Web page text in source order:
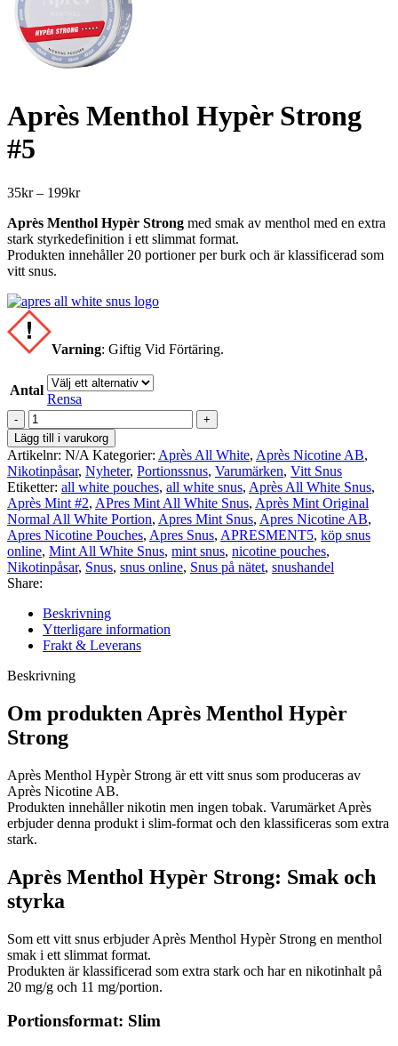
Après Menthol Hypèr Strong
#5
35kr – 199krPrisintervall:
till
199kr
Après Menthol Hypèr Strong med smak av menthol med en extra
stark styrkedefinition i ett slimmat format.
Produkten innehåller 20 portioner per burk och är klassificerad som
vitt snus.
Varning: Giftig Vid Förtäring.
Antal
Rensa
Après
Menthol
Hypèr
Strong
#5
mängd
Lägg till i varukorg
Artikelnr: N/A Kategorier: Après All White, Après Nicotine AB,
Nikotinpåsar, Nyheter, Portionssnus, Varumärken, Vitt Snus
Etiketter: all white pouches, all white snus, Après All White Snus,
Après Mint #2, APres Mint All White Snus, Après Mint Original
Normal All White Portion, Apres Mint Snus, Apres Nicotine AB,
Apres Nicotine Pouches, Apres Snus, APRESMENT5, köp snus
online, Mint All White Snus, mint snus, nicotine pouches,
Nikotinpåsar, Snus, snus online, Snus på nätet, snushandel
Share:
Beskrivning
Ytterligare information
Frakt & Leverans
Beskrivning
Om produkten Après Menthol Hypèr
Strong
Après Menthol Hypèr Strong är ett vitt snus som produceras av
Après Nicotine AB.
Produkten innehåller nikotin men ingen tobak. Varumärket Après
erbjuder denna produkt i slim-format och den klassificeras som extra
stark.
Après Menthol Hypèr Strong: Smak och
styrka
Som ett vitt snus erbjuder Après Menthol Hypèr Strong en menthol
smak i ett slimmat format.
Produkten är klassificerad som extra stark och har en nikotinhalt på
20 mg/g och 11 mg/portion.
Portionsformat: Slim